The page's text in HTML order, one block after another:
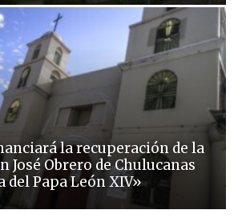
la recuperación de la
José Obrero de Chulucanas
del Papa León XIV»